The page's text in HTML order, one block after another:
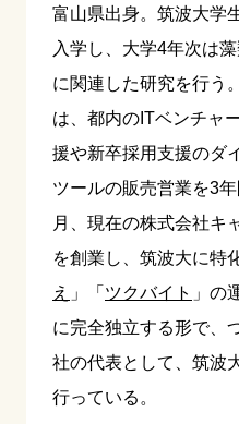
富山県出身。筑波大学
入学し、大学4年次は
に関連した研究を行う
は、都内のITベンチャ
援や新卒採用支援のダ
ツールの販売営業を3
月、現在の株式会社キ
を創業し、筑波大に特
え 」「 ツクバイト 」の
に完全独立する形で、
社の代表として、筑波
行っている。